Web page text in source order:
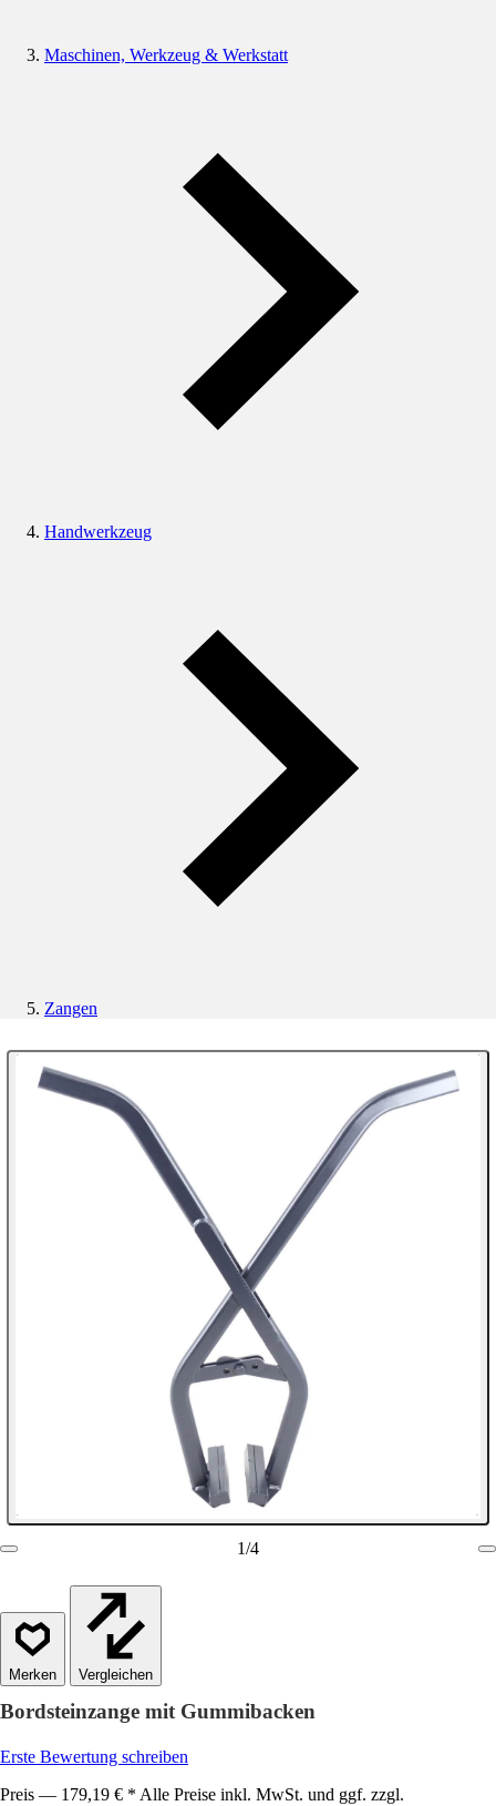
Maschinen, Werkzeug & Werkstatt
Handwerkzeug
Zangen
1/4
Vergleichen
Bordsteinzange mit Gummibacken
Erste Bewertung schreiben
Preis — 179,19 € * Alle Preise inkl. MwSt. und ggf. zzgl.